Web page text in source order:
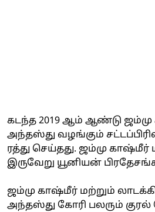
கடந்த 2019 ஆம் ஆண்டு ஜம்மு
அந்தஸ்து வழங்கும்
ரத்து செய்தது. ஜம்மு காஷ்மீர்
இருவேறு யூனியன்
ஜம்மு காஷ்மீர் மற்றும்
அந்தஸ்து கோரி பலரும் குரல்